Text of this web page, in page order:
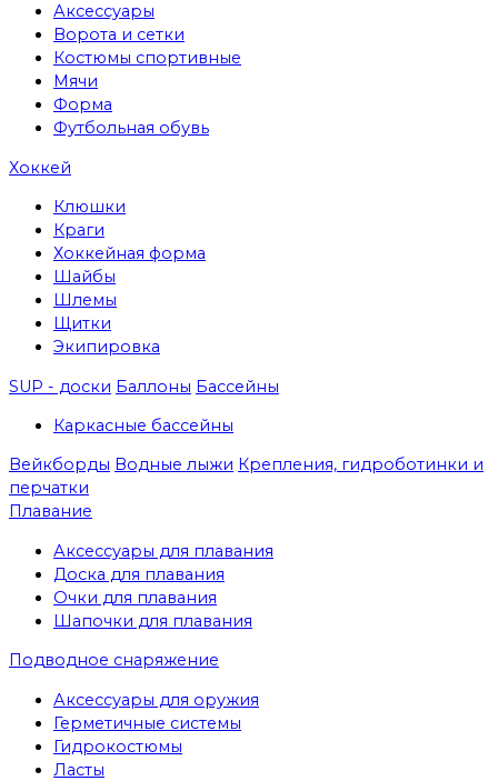
Аксессуары
Ворота и сетки
Костюмы спортивные
Мячи
Форма
Футбольная обувь
Хоккей
Клюшки
Краги
Хоккейная форма
Шайбы
Шлемы
Щитки
Экипировка
SUP - доски Баллоны Бассейны
Каркасные бассейны
Вейкборды Водные лыжи Крепления, гидроботинки и
перчатки
Плавание
Аксессуары для плавания
Доска для плавания
Очки для плавания
Шапочки для плавания
Подводное снаряжение
Аксессуары для оружия
Герметичные системы
Гидрокостюмы
Ласты